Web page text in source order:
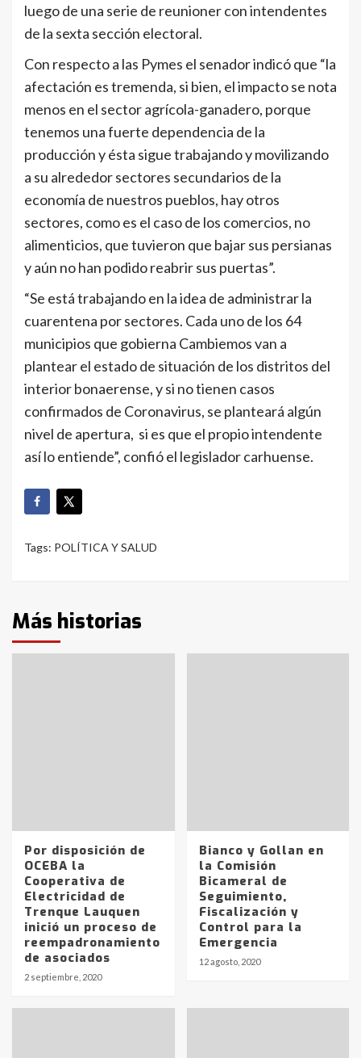
luego de una serie de reunioner con intendentes
de la sexta sección electoral.
Con respecto a las Pymes el senador indicó que “la
afectación es tremenda, si bien, el impacto se nota
menos en el sector agrícola-ganadero, porque
tenemos una fuerte dependencia de la
producción y ésta sigue trabajando y movilizando
a su alrededor sectores secundarios de la
economía de nuestros pueblos, hay otros
sectores, como es el caso de los comercios, no
alimenticios, que tuvieron que bajar sus persianas
y aún no han podido reabrir sus puertas”.
“Se está trabajando en la idea de administrar la
cuarentena por sectores. Cada uno de los 64
municipios que gobierna Cambiemos van a
plantear el estado de situación de los distritos del
interior bonaerense, y si no tienen casos
confirmados de Coronavirus, se planteará algún
nivel de apertura, si es que el propio intendente
así lo entiende”, confió el legislador carhuense.
Tags: POLÍTICA Y SALUD
Más historias
Por disposición de
OCEBA la
Cooperativa de
Electricidad de
Trenque Lauquen
inició un proceso de
reempadronamiento
de asociados
2 septiembre, 2020
Bianco y Gollan en
la Comisión
Bicameral de
Seguimiento,
Fiscalización y
Control para la
Emergencia
12 agosto, 2020